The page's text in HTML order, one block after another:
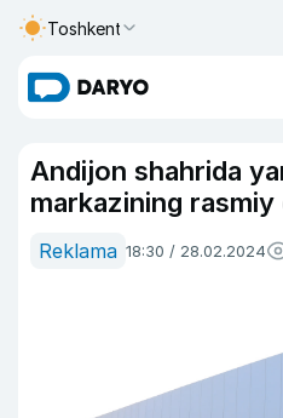
Toshkent
Andijon shahrida
markazining rasmiy
Reklama 18:30 / 28.02.2024